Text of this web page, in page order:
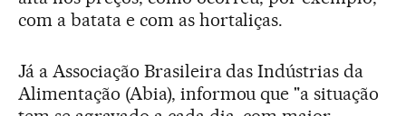
com a batata e com as hortaliças.
Já a Associação Brasileira das Indústrias da
Alimentação (Abia), informou que "a situação